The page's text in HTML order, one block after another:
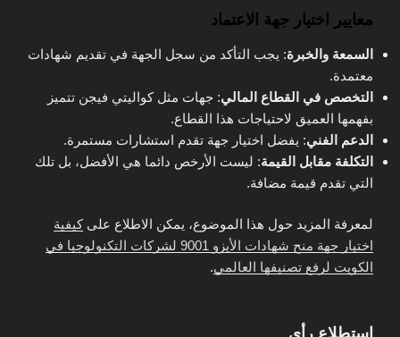
معايير اختيار جهة الاعتماد
السمعة والخبرة: يجب التأكد من سجل الجهة في تقديم شهادات
معتمدة.
التخصص في القطاع المالي: جهات مثل كواليتي فيجن تتميز
بفهمها العميق لاحتياجات هذا القطاع.
الدعم الفني: يفضل اختيار جهة تقدم استشارات مستمرة.
التكلفة مقابل القيمة: ليست الأرخص دائما هي الأفضل، بل تلك
التي تقدم قيمة مضافة.
لمعرفة المزيد حول هذا الموضوع، يمكن الاطلاع علىكيفية
اختيار جهة منح شهادات الأيزو 9001 لشركات التكنولوجيا في
الكويت لرفع تصنيفها العالمي.
استطلاع رأي